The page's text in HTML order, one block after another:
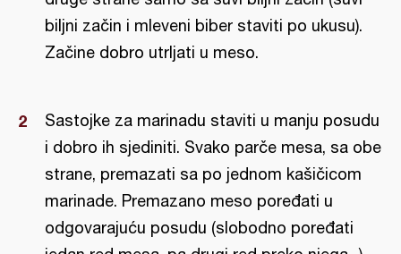
biljni začin i mleveni biber staviti po ukusu).
Začine dobro utrljati u meso.
Sastojke za marinadu staviti u manju posudu
i dobro ih sjediniti. Svako parče mesa, sa obe
strane, premazati sa po jednom kašičicom
marinade. Premazano meso poređati u
odgovarajuću posudu (slobodno poređati